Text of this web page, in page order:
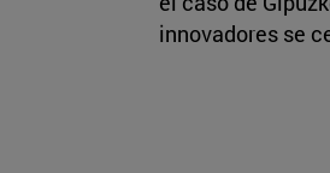
innovadores se